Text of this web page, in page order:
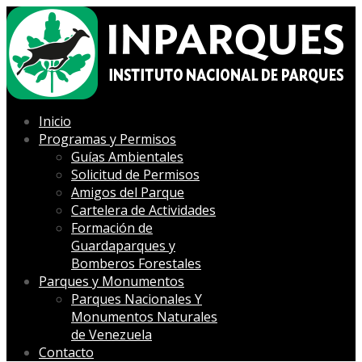
Inicio
Programas y Permisos
Guías Ambientales
Solicitud de Permisos
Amigos del Parque
Cartelera de Actividades
Formación de
Guardaparques y
Bomberos Forestales
Parques y Monumentos
Parques Nacionales Y
Monumentos Naturales
de Venezuela
Contacto